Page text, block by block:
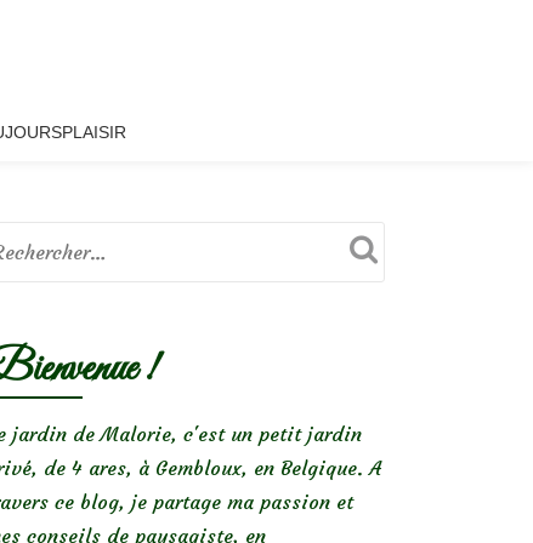
!
jardin de Malorie, c'est un petit jardin
de 4 ares, à Gembloux, en Belgique. A
ce blog, je partage ma passion et
conseils de paysagiste, en